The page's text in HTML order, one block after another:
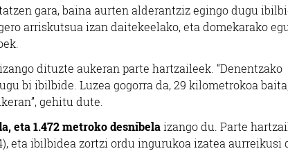
gara, baina aurten alderantziz egingo dugu
arriskutsua izan daitekeelako, eta domekarako
dituzte aukeran parte hartzaileek. “Denentzako
bi ibilbide. Luzea gogorra da, 29 kilometrokoa
gehitu dute.
eta 1.472 metroko desnibelaizango du. Parte
eta ibilbidea zortzi ordu ingurukoa izatea aurreikusi